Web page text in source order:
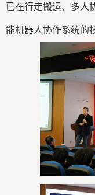
已在行走搬运、多人
能机器人协作系统的